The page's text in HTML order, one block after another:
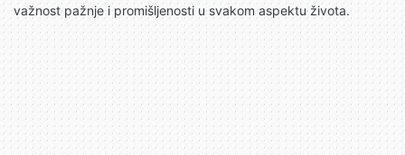
važnost pažnje i promišljenosti u svakom aspektu života.